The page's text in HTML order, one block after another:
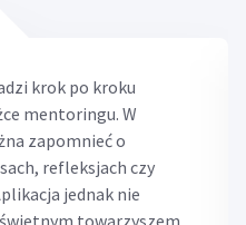
krok po kroku
mentoringu. W
zapomnieć o
refleksjach czy
jednak nie
towarzyszem